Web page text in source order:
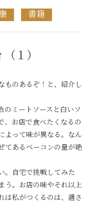
書籍
１）
ものあるぞ！と、紹介し
のミートソースと白いソ
、お店で食べたくなるの
よって味が異なる。なん
てあるベーコンの量が絶
。自宅で挑戦してみた
う。お店の味やそれ以上
は私がつくるのは、適さ